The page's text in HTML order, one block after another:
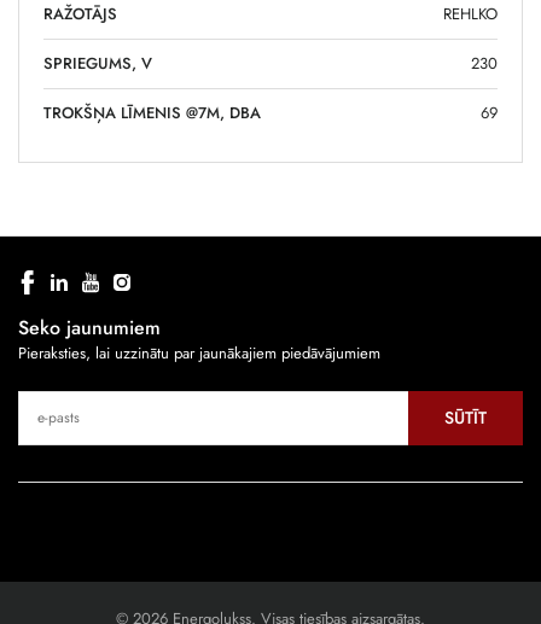
RAŽOTĀJS REHLKO
SPRIEGUMS, V 230
TROKŠŅA LĪMENIS @7M, DBA 69
Seko jaunumiem
Pieraksties, lai uzzinātu par jaunākajiem piedāvājumiem
SŪTĪT
© 2026 Energolukss. Visas tiesības aizsargātas.